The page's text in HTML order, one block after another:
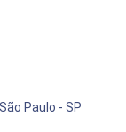
Paulo - SP